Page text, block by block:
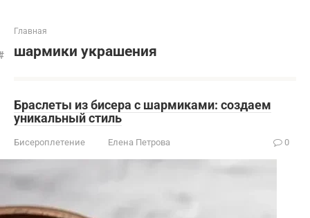
Главная
шармики украшения
Браслеты из бисера с шармиками: создаем
уникальный стиль
Бисероплетение Елена Петрова 0